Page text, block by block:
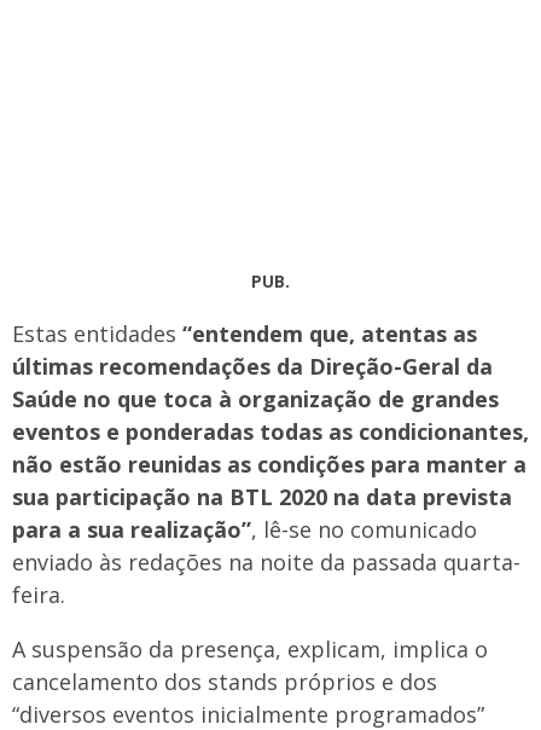
PUB.
Estas entidades “entendem que, atentas as
últimas recomendações da Direção-Geral da
Saúde no que toca à organização de grandes
eventos e ponderadas todas as condicionantes,
não estão reunidas as condições para manter a
sua participação na BTL 2020 na data prevista
para a sua realização”, lê-se no comunicado
enviado às redações na noite da passada quarta-
feira.
A suspensão da presença, explicam, implica o
cancelamento dos stands próprios e dos
“diversos eventos inicialmente programados”